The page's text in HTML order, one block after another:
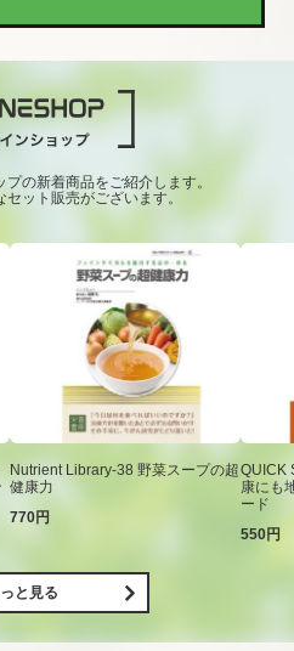
の新着商品をご紹介します。
ット販売がございます。
Nutrient Library-38 野菜スープの超
健康力
770円
QUICK
康にも
ード
550円
と見る